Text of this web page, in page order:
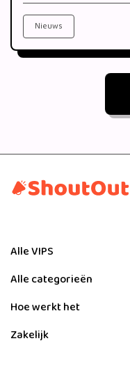
Nieuws
Alle VIPS
Alle categorieën
Hoe werkt het
Zakelijk